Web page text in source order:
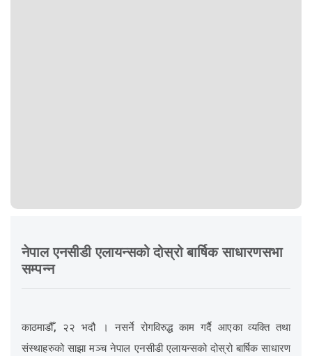
नेपाल एनसीडी एलायन्सको दोस्रो बार्षिक साधारणसभा
सम्पन्न
काठमाडौँ, २२ भदौ । नसर्ने रोगविरुद्ध काम गर्दै आएका व्यक्ति तथा
संस्थाहरुको साझा मञ्च नेपाल एनसीडी एलायन्सको दोस्रो बार्षिक साधारण